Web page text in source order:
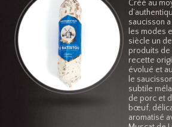
Créé au moyen-âge par
d’authentiques Arlésiens, ce
saucisson a survécu à toutes
les modes et reste, au 21ème
siècle un des fleurons de nos
produits de salaison ! La
recette originale a très peu
évolué et aujourd’hui encore,
le saucisson d’Arles c’est le
subtile mélange de la viande
de porc et de la viande de
bœuf, délicatement
aromatisé avec du thym et du
Muscat de Lunel.